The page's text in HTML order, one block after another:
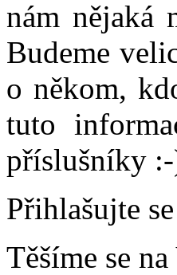
nám nějaká
Budeme
o někom,
tuto
příslušníky
Přihlašujte
Těšíme se na